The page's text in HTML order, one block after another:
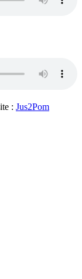
: Jus2Pom